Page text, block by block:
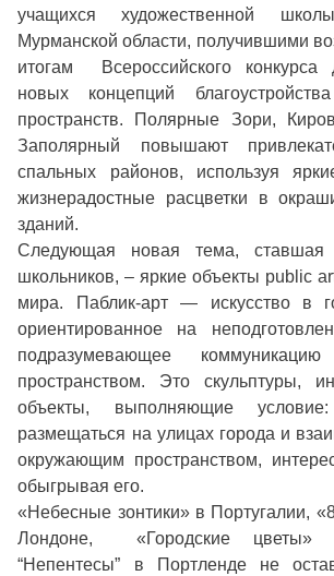
учащихся художественной
Мурманской области, получившими
итогам Всероссийского конкурса
новых концепций
пространств. Полярные Зори,
Заполярный повышают
спальных районов, используя
жизнерадостные расцветки в
зданий.
Следующая новая тема, ставшая
школьников, – яркие объекты public
мира. Паблик-арт — искусство в
ориентированное на
подразумевающее
пространством. Это скульптуры,
объекты, выполняющие
размещаться на улицах города и
окружающим пространством,
обыгрывая его.
«Небесные зонтики» в Португалии,
Лондоне, «Городские цветы»
“Непентесы” в Портленде не